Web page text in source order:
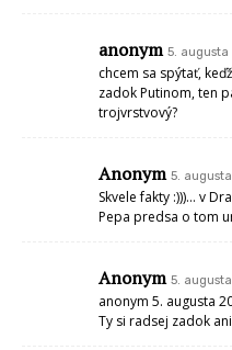
anonym 5. augusta
chcem sa spýtať,
zadok Putinom, ten
trojvrstvový?
Anonym 5.
Skvele fakty :)))… v
Pepa predsa o tom
Anonym 5. augusta
anonym 5. augusta
Ty si radsej zadok